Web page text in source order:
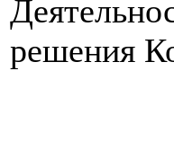
решения